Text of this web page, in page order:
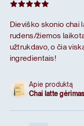
Dieviško skonio chai
rudens/žiemos
užtrukdavo, o čia
ingredientais!
Apie produktą
Chai latte